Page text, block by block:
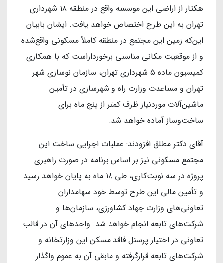
هکتار از اراضی این موسسه واقع در منطقه ۱۸ شهرداری
تهران به این طرح اختصاص خواهد یافت. ایشان بابیان
این‌که زمین این مجتمع در منطقه کاملاً مسکونی واقع‌شده
و از موقعیت مکانی مناسبی برخورداراست که با همکاری
کمیسیون ماده ۵ شهرداری تهران، سازمان نوسازی شهر
تهران و مساعدت وزارت راه و شهرسازی در تأمین
ماشین‌آلات موردنیاز ظرف کمتر از پنج ماه برای
ساخت‌وساز آماده خواهد شد.
آقای دکتر مطلق افزودند: عملیات اجرایی ساخت این
مجتمع مسکونی نیز بر اساس برنامه در صورت راهبری
پروژه در سه نوبت‌کاری، طی ۱۸ ماه به پایان خواهد رسید
و تأمین مالی این طرح توسط خود سهامداران
تعاونی‌های وزارت جهاد کشاورزی، سازمان‌ها و
شرکت‌های تابعه انجام خواهد شد. واحدهای آن در قالب
تعاونی در اختیار پرسنل فاقد مسکن این وزارتخانه و
شرکت‌های تابعه قرارگرفته و مابقی آن به عموم واگذار